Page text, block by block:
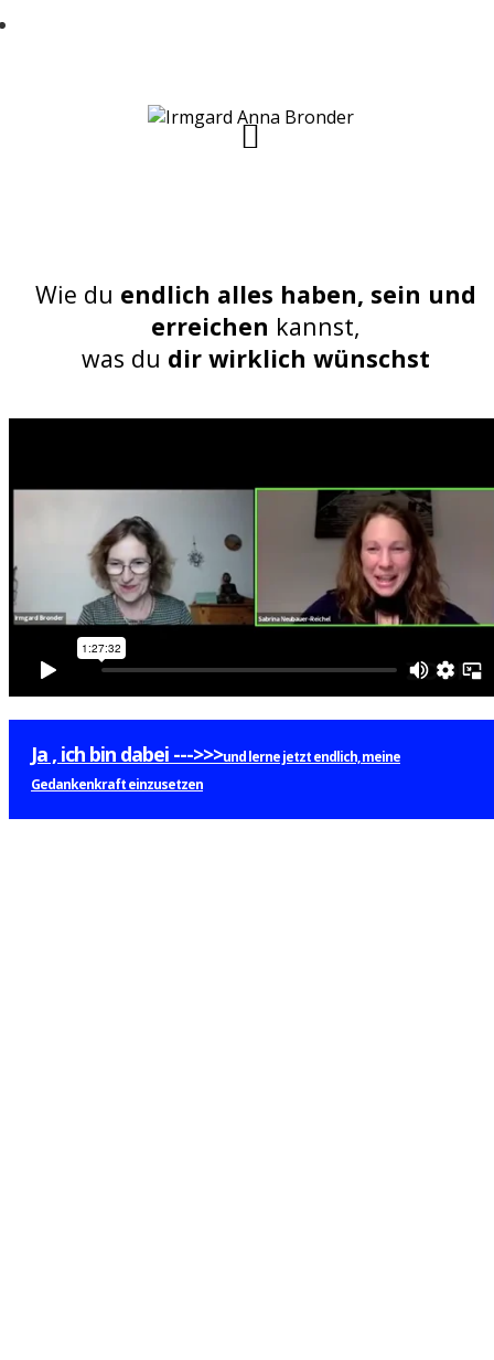
Wie du endlich alles haben, sein und
erreichen kannst,
was du dir wirklich wünschst
Ja , ich bin dabei --->>>und lerne jetzt endlich, meine
Gedankenkraft einzusetzen